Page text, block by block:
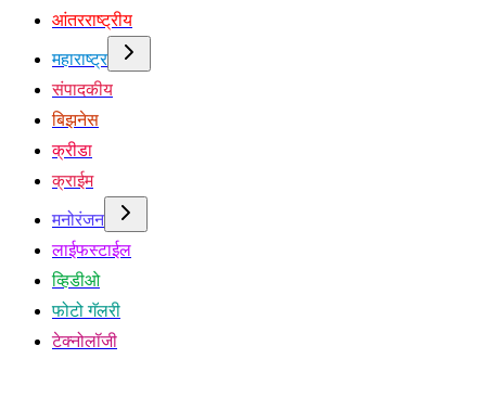
आंतरराष्ट्रीय
महाराष्ट्र
संपादकीय
बिझनेस
क्रीडा
क्राईम
मनोरंजन
लाईफस्टाईल
व्हिडीओ
फोटो गॅलरी
टेक्नोलॉजी